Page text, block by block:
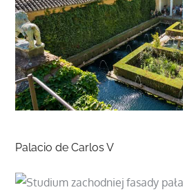
Palacio de Carlos V